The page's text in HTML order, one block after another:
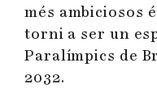
més ambiciosos
torni a ser un
Paralímpics de
2032.